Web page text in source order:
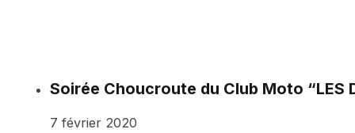
Soirée Choucroute du Club Moto “LES
7 février 2020